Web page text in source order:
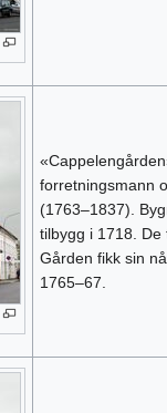
forretningsmann
(1763–1837).
tilbygg i 1718.
Gården fikk sin
1765–67.